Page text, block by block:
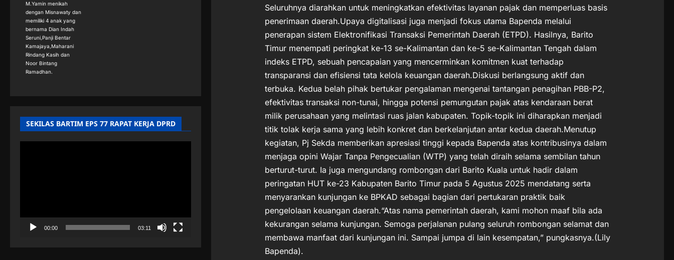
Seluruhnya diarahkan untuk meningkatkan efektivitas layanan pajak dan memperluas basis
penerimaan daerah.Upaya digitalisasi juga menjadi fokus utama Bapenda melalui
penerapan sistem Elektronifikasi Transaksi Pemerintah Daerah (ETPD). Hasilnya, Barito
Timur menempati peringkat ke-13 se-Kalimantan dan ke-5 se-Kalimantan Tengah dalam
indeks ETPD, sebuah pencapaian yang mencerminkan komitmen kuat terhadap
transparansi dan efisiensi tata kelola keuangan daerah.Diskusi berlangsung aktif dan
terbuka. Kedua belah pihak bertukar pengalaman mengenai tantangan penagihan PBB-P2,
efektivitas transaksi non-tunai, hingga potensi pemungutan pajak atas kendaraan berat
milik perusahaan yang melintasi ruas jalan kabupaten. Topik-topik ini diharapkan menjadi
titik tolak kerja sama yang lebih konkret dan berkelanjutan antar kedua daerah.Menutup
kegiatan, Pj Sekda memberikan apresiasi tinggi kepada Bapenda atas kontribusinya dalam
menjaga opini Wajar Tanpa Pengecualian (WTP) yang telah diraih selama sembilan tahun
berturut-turut. Ia juga mengundang rombongan dari Barito Kuala untuk hadir dalam
peringatan HUT ke-23 Kabupaten Barito Timur pada 5 Agustus 2025 mendatang serta
menyarankan kunjungan ke BPKAD sebagai bagian dari pertukaran praktik baik
pengelolaan keuangan daerah.“Atas nama pemerintah daerah, kami mohon maaf bila ada
kekurangan selama kunjungan. Semoga perjalanan pulang seluruh rombongan selamat dan
membawa manfaat dari kunjungan ini. Sampai jumpa di lain kesempatan,” pungkasnya.(Lily
Bapenda).
M.Yamin menikah
dengan Misnawaty dan
memiliki 4 anak yang
bernama Dian Indah
Seruni,Panji Bentar
Kamajaya,Maharani
Rindang Kasih dan
Noor Bintang
Ramadhan.
SEKILAS BARTIM EPS 77 RAPAT KERJA DPRD
00:00 03:11